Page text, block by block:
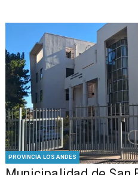
PROVINCIA LOS ANDES